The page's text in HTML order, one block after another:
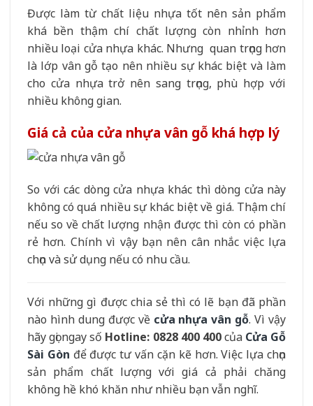
Được làm từ chất liệu nhựa tốt nên sản phẩm
khá bền thậm chí chất lượng còn nhỉnh hơn
nhiều loại cửa nhựa khác. Nhưng quan trọng hơn
là lớp vân gỗ tạo nên nhiều sự khác biệt và làm
cho cửa nhựa trở nên sang trọng, phù hợp với
nhiều không gian.
Giá cả của cửa nhựa vân gỗ khá hợp lý
So với các dòng cửa nhựa khác thì dòng cửa này
không có quá nhiều sự khác biệt về giá. Thậm chí
nếu so về chất lượng nhận được thì còn có phần
rẻ hơn. Chính vì vậy bạn nên cân nhắc việc lựa
chọn và sử dụng nếu có nhu cầu.
Với những gì được chia sẻ thì có lẽ bạn đã phần
nào hình dung được vềcửa nhựa vân gỗ. Vì vậy
hãy gọi ngay số Hotline: 0828 400 400của Cửa Gỗ
Sài Gòn để được tư vấn cặn kẽ hơn. Việc lựa chọn
sản phẩm chất lượng với giá cả phải chăng
không hề khó khăn như nhiều bạn vẫn nghĩ.